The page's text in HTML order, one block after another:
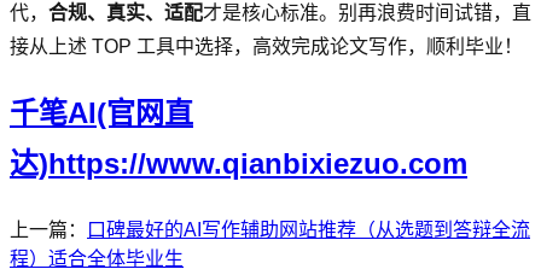
代， 合规、真实、适配才是核心标准。别再浪费时间试错，直
接从上述 TOP 工具中选择，高效完成论文写作，顺利毕业！
千笔AI(官网直
达)https://www.qianbixiezuo.com
上一篇：
口碑最好的AI写作辅助网站推荐（从选题到答辩全流
程）适合全体毕业生